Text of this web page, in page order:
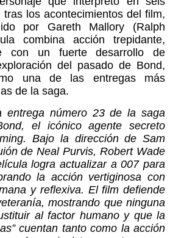
los acontecimientos del film,
por Gareth Mallory (Ralph
combina acción trepidante,
con un fuerte desarrollo de
del pasado de Bond,
una de las entregas más
de la saga.
entrega número 23 de la saga
el icónico agente secreto
Bajo la dirección de Sam
de Neal Purvis, Robert Wade
logra actualizar a 007 para
la acción vertiginosa con
y reflexiva. El film defiende
mostrando que ninguna
al factor humano y que la
cuentan tanto como la acción